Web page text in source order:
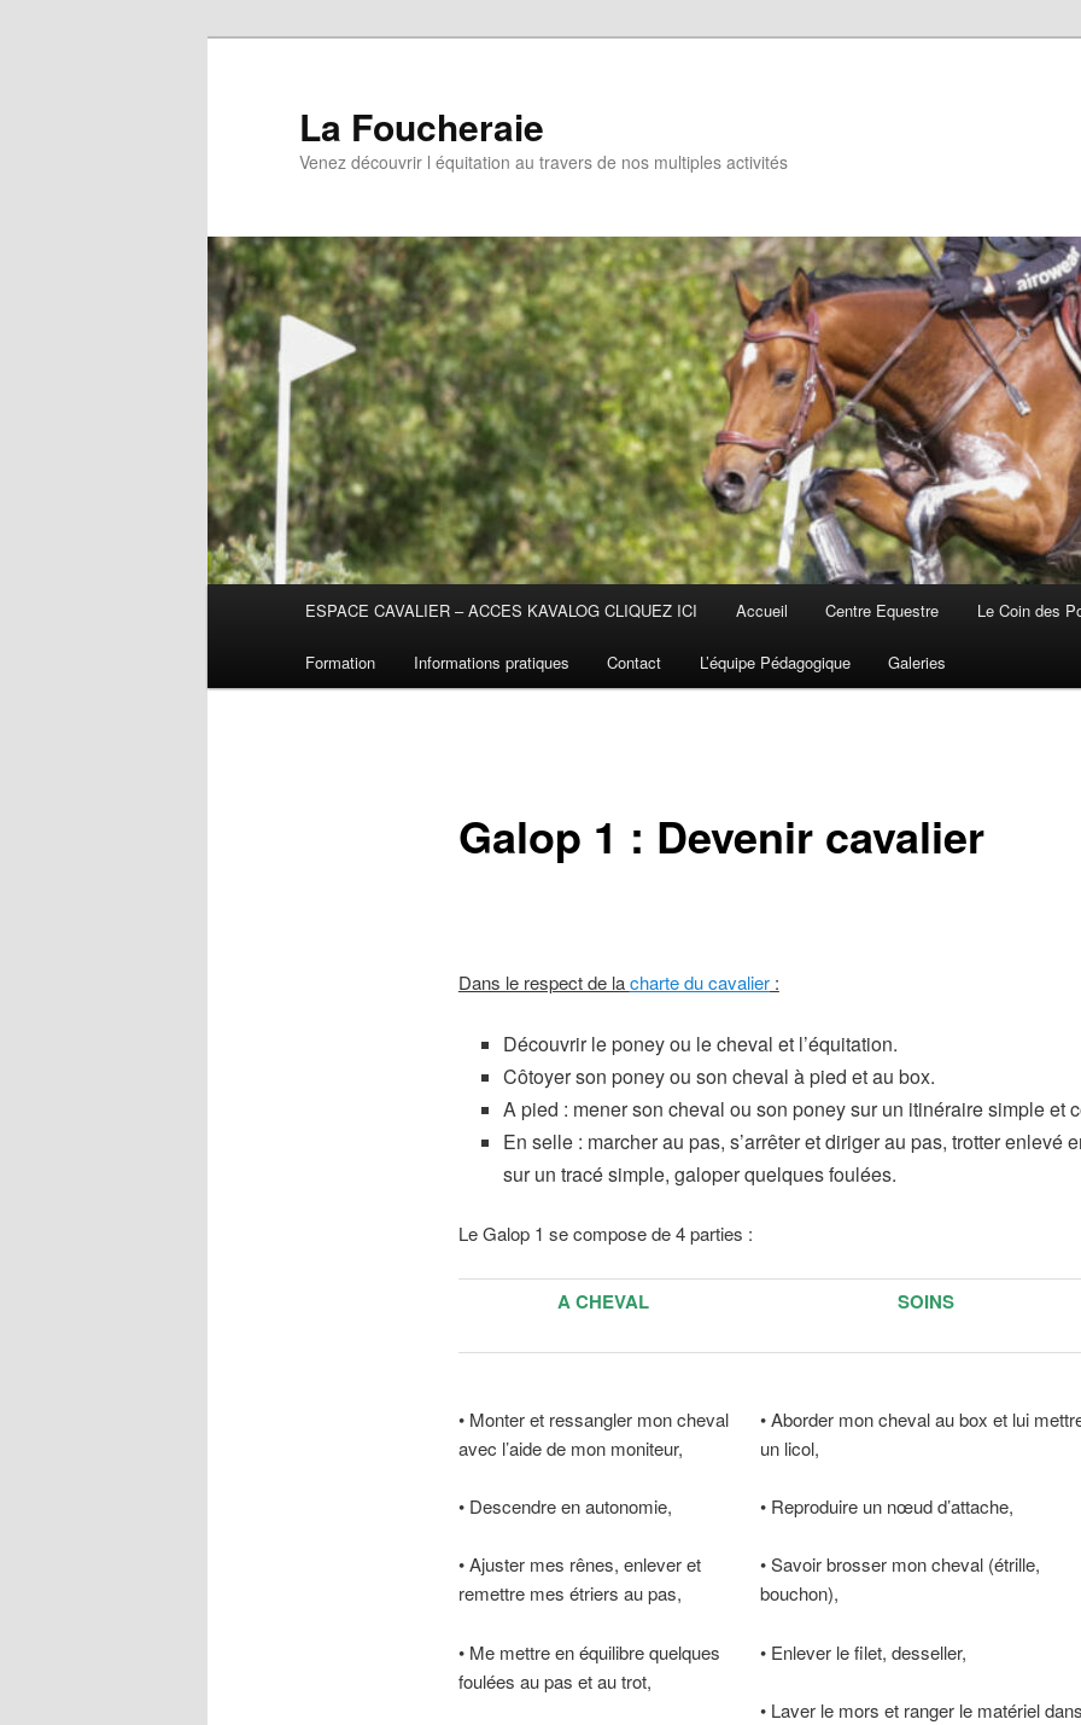
La Foucheraie
Venez découvrir l équitation au travers de nos multiples activités
ESPACE CAVALIER – ACCES KAVALOG CLIQUEZ ICI Accueil Centre Equestre Le Coin des
Formation Informations pratiques Contact L’équipe Pédagogique Galeries
Galop 1 : Devenir cavalier
Dans le respect de lacharte du cavalier:
Découvrir le poney ou le cheval et l’équitation.
Côtoyer son poney ou son cheval à pied et au box.
A pied : mener son cheval ou son poney sur un itinéraire simple et
En selle : marcher au pas, s’arrêter et diriger au pas, trotter enlevé
sur un tracé simple, galoper quelques foulées.
Le Galop 1 se compose de 4 parties :
A CHEVAL SOINS
• Monter et ressangler mon cheval
avec l’aide de mon moniteur,
• Descendre en autonomie,
• Ajuster mes rênes, enlever et
remettre mes étriers au pas,
• Me mettre en équilibre quelques
foulées au pas et au trot,
• Aborder mon cheval au box et lui
un licol,
• Reproduire un nœud d’attache,
• Savoir brosser mon cheval (étrille,
bouchon),
• Enlever le filet, desseller,
• Laver le mors et ranger le matériel